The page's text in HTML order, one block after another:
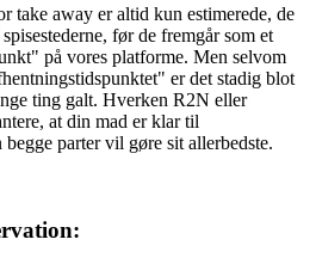
take away er altid kun estimerede, de
før de fremgår som et
på vores platforme. Men selvom
er det stadig blot
ting galt. Hverken R2N eller
at din mad er klar til
parter vil gøre sit allerbedste.